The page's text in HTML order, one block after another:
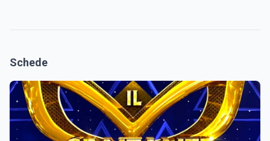
Schede